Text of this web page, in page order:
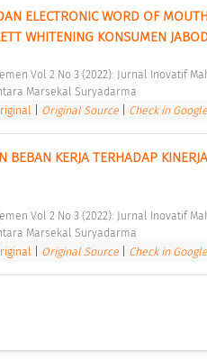
ELECTRONIC WORD OF
WHITENING KONSUMEN
Vol 2 No 3 (2022): Jurnal Inovatif
Marsekal Suryadarma
Original Source Check in
KERJA TERHADAP
Vol 2 No 3 (2022): Jurnal Inovatif
Marsekal Suryadarma
Original Source Check in